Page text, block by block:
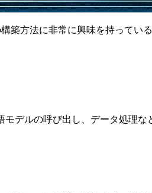
築方法に非常に興味を持ってい
デルの呼び出し、データ処理な